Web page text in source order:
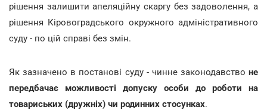
рішення залишити апеляційну скаргу без задоволення, а
рішення Кіровоградського окружного адміністративного
суду - по цій справі без змін.
Як зазначено в постанові суду - чинне законодавство не
передбачає можливості допуску особи до роботи на
товариських (дружніх) чи родинних стосунках.